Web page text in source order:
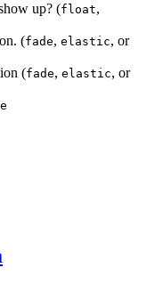
up? (float,
(fade, elastic, or
(fade, elastic, or